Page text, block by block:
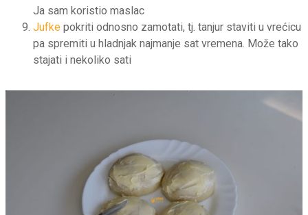
Ja sam koristio maslac
Jufke pokriti odnosno zamotati, tj. tanjur staviti u vrećicu
pa spremiti u hladnjak najmanje sat vremena. Može tako
stajati i nekoliko sati